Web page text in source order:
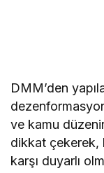
DMM’den
ve kamu
dikkat çekerek,
karşı duyarlı